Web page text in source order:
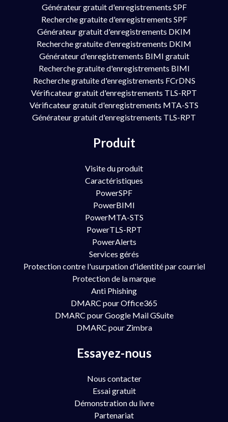
Générateur gratuit d'enregistrements SPF
Recherche gratuite d'enregistrements SPF
Générateur gratuit d'enregistrements DKIM
Recherche gratuite d'enregistrements DKIM
Générateur d'enregistrements BIMI gratuit
Recherche gratuite d'enregistrements BIMI
Recherche gratuite d'enregistrements FCrDNS
Vérificateur gratuit d'enregistrements TLS-RPT
Vérificateur gratuit d'enregistrements MTA-STS
Générateur gratuit d'enregistrements TLS-RPT
Produit
Visite du produit
Caractéristiques
PowerSPF
PowerBIMI
PowerMTA-STS
PowerTLS-RPT
PowerAlerts
Services gérés
Protection contre l'usurpation d'identité par courriel
Protection de la marque
Anti Phishing
DMARC pour Office365
DMARC pour Google Mail GSuite
DMARC pour Zimbra
Essayez-nous
Nous contacter
Essai gratuit
Démonstration du livre
Partenariat